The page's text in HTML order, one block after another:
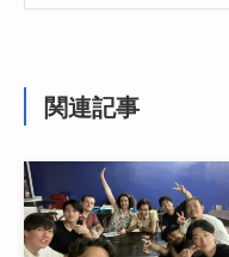
関連記事